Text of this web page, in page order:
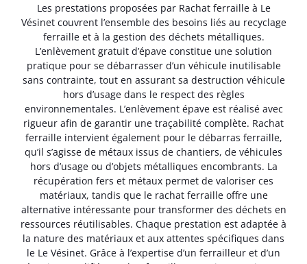
Les prestations proposées par Rachat ferraille à Le
Vésinet couvrent l’ensemble des besoins liés au recyclage
ferraille et à la gestion des déchets métalliques.
L’enlèvement gratuit d’épave constitue une solution
pratique pour se débarrasser d’un véhicule inutilisable
sans contrainte, tout en assurant sa destruction véhicule
hors d’usage dans le respect des règles
environnementales. L’enlèvement épave est réalisé avec
rigueur afin de garantir une traçabilité complète. Rachat
ferraille intervient également pour le débarras ferraille,
qu’il s’agisse de métaux issus de chantiers, de véhicules
hors d’usage ou d’objets métalliques encombrants. La
récupération fers et métaux permet de valoriser ces
matériaux, tandis que le rachat ferraille offre une
alternative intéressante pour transformer des déchets en
ressources réutilisables. Chaque prestation est adaptée à
la nature des matériaux et aux attentes spécifiques dans
le Le Vésinet. Grâce à l’expertise d’un ferrailleur et d’un